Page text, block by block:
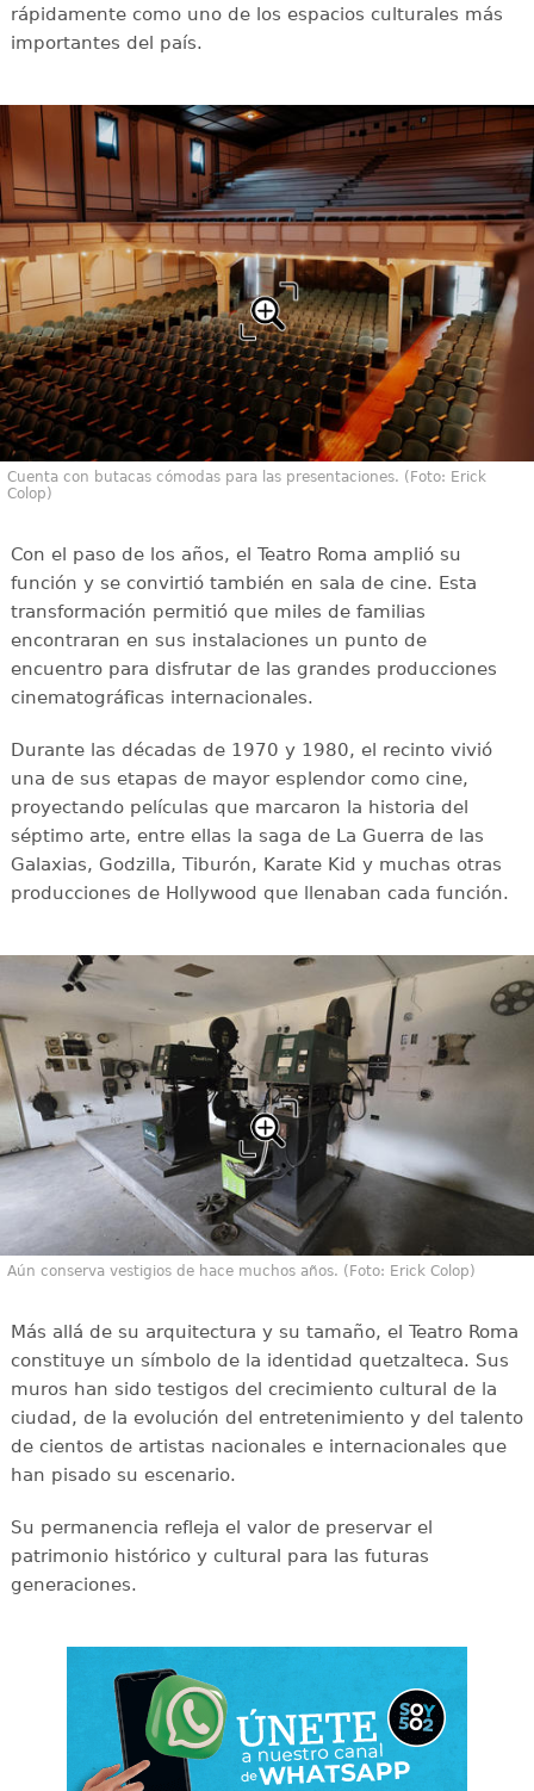
rápidamente como uno de los espacios culturales más
importantes del país.
Cuenta con butacas cómodas para las presentaciones. (Foto: Erick
Colop)
Con el paso de los años, el Teatro Roma amplió su
función y se convirtió también en sala de cine. Esta
transformación permitió que miles de familias
encontraran en sus instalaciones un punto de
encuentro para disfrutar de las grandes producciones
cinematográficas internacionales.
Durante las décadas de 1970 y 1980, el recinto vivió
una de sus etapas de mayor esplendor como cine,
proyectando películas que marcaron la historia del
séptimo arte, entre ellas la saga de La Guerra de las
Galaxias, Godzilla, Tiburón, Karate Kid y muchas otras
producciones de Hollywood que llenaban cada función.
Aún conserva vestigios de hace muchos años. (Foto: Erick Colop)
Más allá de su arquitectura y su tamaño, el Teatro Roma
constituye un símbolo de la identidad quetzalteca. Sus
muros han sido testigos del crecimiento cultural de la
ciudad, de la evolución del entretenimiento y del talento
de cientos de artistas nacionales e internacionales que
han pisado su escenario.
Su permanencia refleja el valor de preservar el
patrimonio histórico y cultural para las futuras
generaciones.